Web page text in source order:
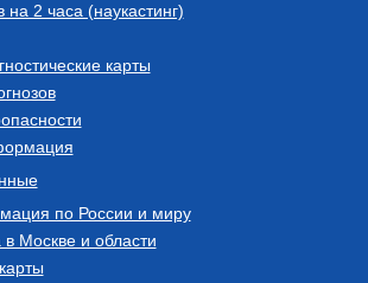
на 2 часа (наукастинг)
карты
по России и миру
Москве и области